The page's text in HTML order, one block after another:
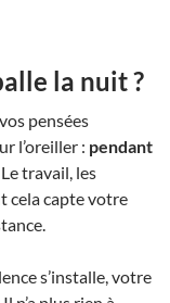
la nuit ?
pensées
l’oreiller : pendant
Le travail, les
cela capte votre
s’installe, votre